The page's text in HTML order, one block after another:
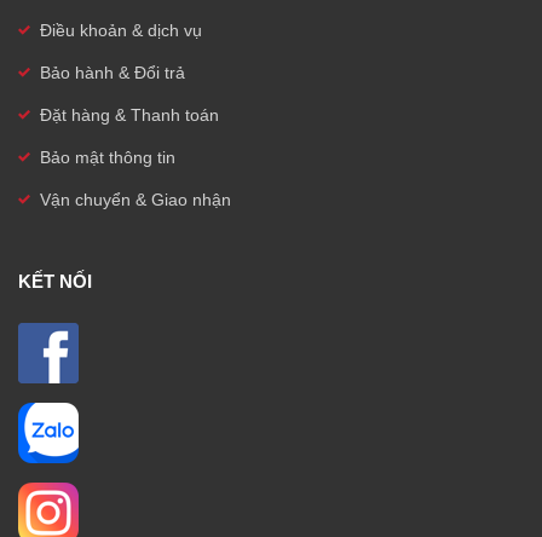
Điều khoản & dịch vụ
Bảo hành & Đổi trả
Đặt hàng & Thanh toán
Bảo mật thông tin
Vận chuyển & Giao nhận
KẾT NỐI